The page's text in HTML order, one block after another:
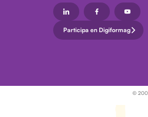
Participa en Digiformag
©